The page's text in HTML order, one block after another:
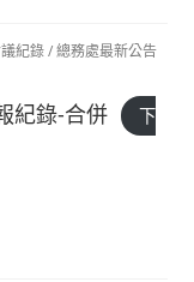
紀錄 / 總務處最新公告
紀錄-合併
下